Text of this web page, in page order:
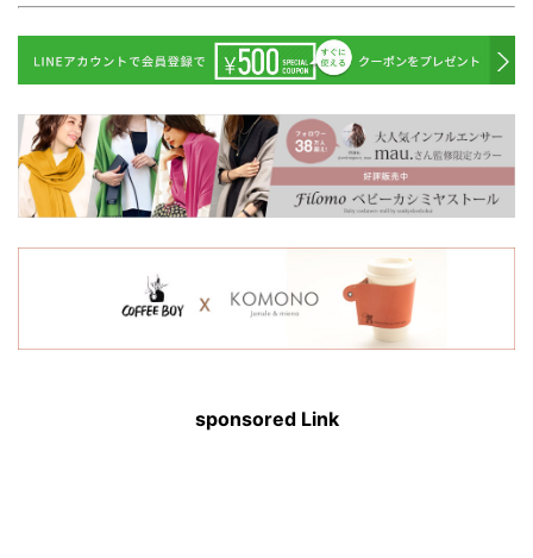
sponsored Link